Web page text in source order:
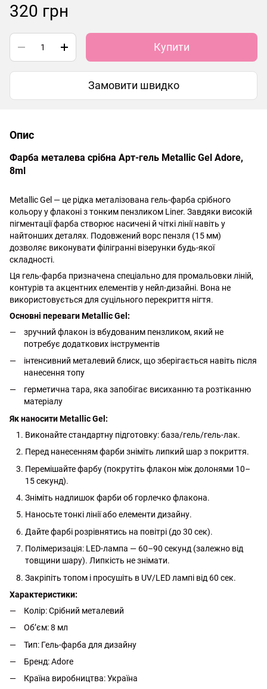
320 грн
Купити
Замовити швидко
Опис
Фарба металева срібна Арт-гель Metallic Gel Adore,
8ml
Metallic Gel — це рідка металізована гель-фарба срібного
кольору у флаконі з тонким пензликом Liner. Завдяки високій
пігментації фарба створює насичені й чіткі лінії навіть у
найтонших деталях. Подовжений ворс пензля (15 мм)
дозволяє виконувати філігранні візерунки будь-якої
складності.
Ця гель-фарба призначена спеціально для промальовки ліній,
контурів та акцентних елементів у нейл-дизайні. Вона не
використовується для суцільного перекриття нігтя.
Основні переваги Metallic Gel:
зручний флакон із вбудованим пензликом, який не
потребує додаткових інструментів
інтенсивний металевий блиск, що зберігається навіть після
нанесення топу
герметична тара, яка запобігає висиханню та розтіканню
матеріалу
Як наносити Metallic Gel:
Виконайте стандартну підготовку: база/гель/гель-лак.
Перед нанесенням фарби зніміть липкий шар з покриття.
Перемішайте фарбу (покрутіть флакон між долонями 10–
15 секунд).
Зніміть надлишок фарби об горлечко флакона.
Наносьте тонкі лінії або елементи дизайну.
Дайте фарбі розрівнятись на повітрі (до 30 сек).
Полімеризація: LED-лампа — 60–90 секунд (залежно від
товщини шару). Липкість не знімати.
Закріпіть топом і просушіть в UV/LED лампі від 60 сек.
Характеристики:
Колір: Срібний металевий
Об’єм: 8 мл
Тип: Гель-фарба для дизайну
Бренд: Adore
Країна виробництва: Україна